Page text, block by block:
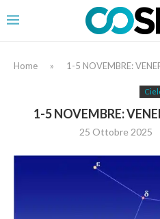
Home » 1-5 NOVEMBRE:
1-5 NOVEMBRE:
25 Ottobre 2025